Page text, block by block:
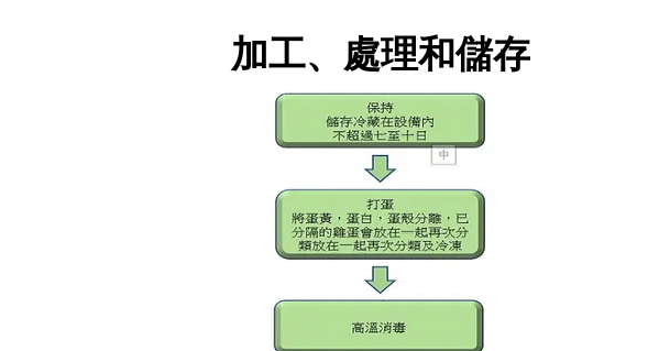
加工、處理和儲存